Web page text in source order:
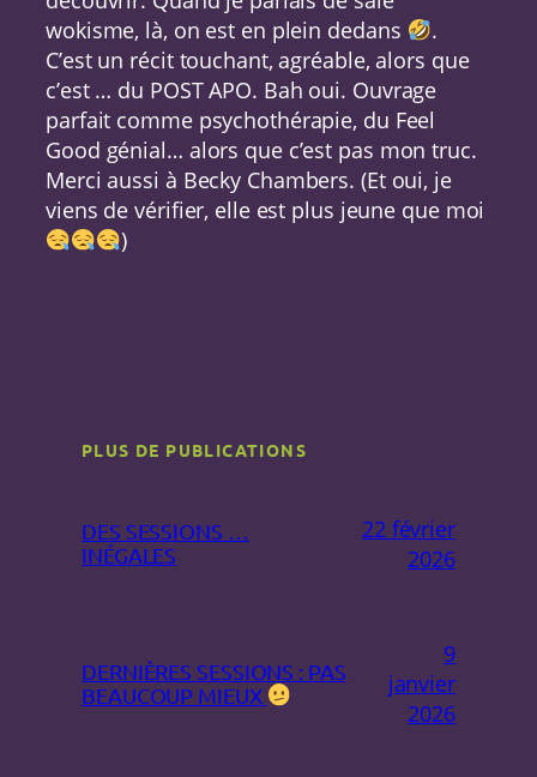
wokisme, là, on est en plein dedans
.
C’est un récit touchant, agréable, alors que
c’est … du POST APO. Bah oui. Ouvrage
parfait comme psychothérapie, du Feel
Good génial… alors que c’est pas mon truc.
Merci aussi à Becky Chambers. (Et oui, je
viens de vérifier, elle est plus jeune que moi
)
PLUS DE PUBLICATIONS
DES SESSIONS …
INÉGALES
22 février
2026
DERNIÈRES SESSIONS : PAS
BEAUCOUP MIEUX
9
janvier
2026